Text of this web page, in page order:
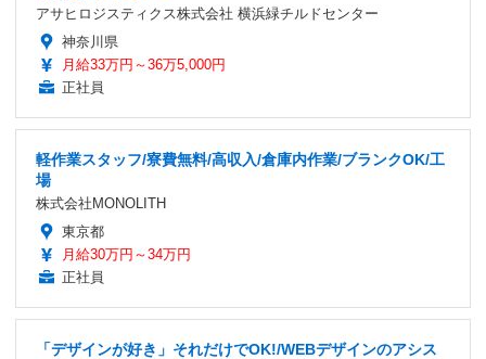
アサヒロジスティクス株式会社 横浜緑チルドセンター
神奈川県
月給33万円～36万5,000円
正社員
軽作業スタッフ/寮費無料/高収入/倉庫内作業/ブランクOK/工
場
株式会社MONOLITH
東京都
月給30万円～34万円
正社員
「デザインが好き」それだけでOK!/WEBデザインのアシス